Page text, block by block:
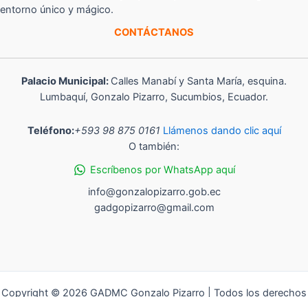
entorno único y mágico.
CONTÁCTANOS
Palacio Municipal: Calles Manabí y Santa María, esquina.
Lumbaquí, Gonzalo Pizarro, Sucumbios, Ecuador.
Teléfono:+593 98 875 0161 Llámenos dando clic aquí
O también:
Escríbenos por WhatsApp aquí
info@gonzalopizarro.gob.ec
gadgopizarro@gmail.com
Copyright © 2026 GADMC Gonzalo Pizarro | Todos los derechos